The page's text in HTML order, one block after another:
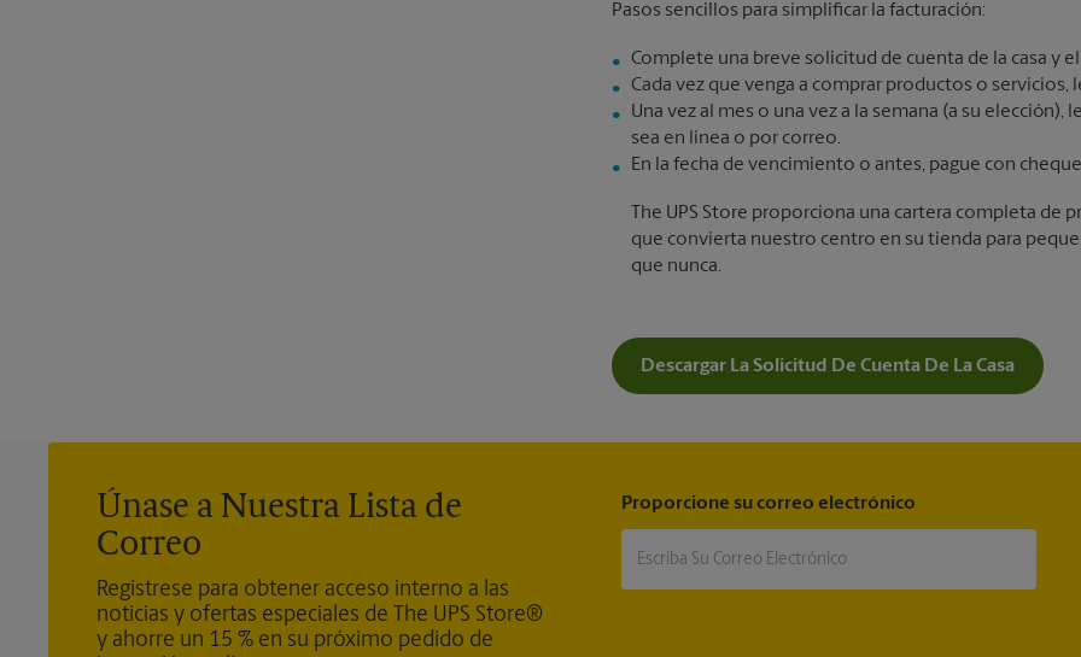
Pasos sencillos para simplificar la facturación:
Complete una breve solicitud de cuenta de la casa y
Cada vez que venga a comprar productos o
Una vez al mes o una vez a la semana (a su
sea en línea o por correo.
En la fecha de vencimiento o antes, pague con
The UPS Store proporciona una cartera completa
que convierta nuestro centro en su tienda para
que nunca.
Descargar La Solicitud De Cuenta De La Casa
Únase a Nuestra Lista de
Correo
Regístrese para obtener acceso interno a las
noticias y ofertas especiales de The UPS Store®
y ahorre un 15 % en su próximo pedido de
Proporcione su correo electrónico